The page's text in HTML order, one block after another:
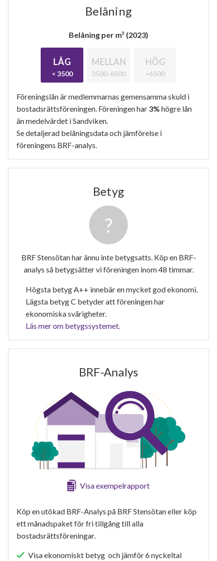
Belåning
Belåning per m² (2023)
LÅG
< 3500
MELLAN
3500-6500
HÖG
>6500
Föreningslån är medlemmarnas gemensamma skuld i
bostadsrättsföreningen. Föreningen har 3% högre lån
än medelvärdet i Sandviken.
Se detaljerad belåningsdata och jämförelse i
föreningens BRF-analys.
Betyg
BRF Stensötan har ännu inte betygsatts. Köp en BRF-
analys så betygsätter vi föreningen inom 48 timmar.
Högsta betyg A++ innebär en mycket god ekonomi.
Lägsta betyg C betyder att föreningen har
ekonomiska svårigheter.
Läs mer om betygssystemet.
BRF-Analys
Visa exempelrapport
Köp en utökad BRF-Analys på BRF Stensötan eller köp
ett månadspaket för fri tillgång till alla
bostadsrättsföreningar.
Visa ekonomiskt betyg och jämför 6 nyckeltal